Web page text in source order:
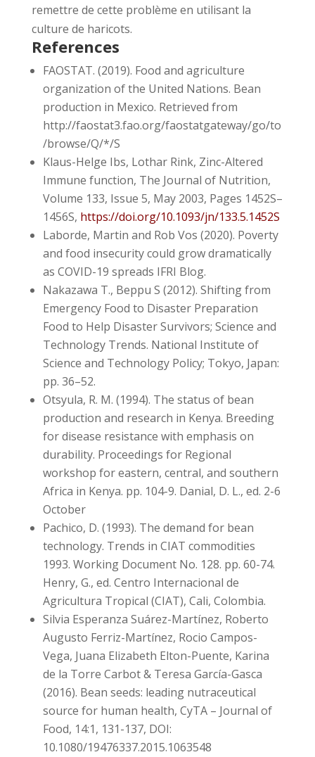
remettre de cette problème en utilisant la
culture de haricots.
References
FAOSTAT. (2019). Food and agriculture
organization of the United Nations. Bean
production in Mexico. Retrieved from
http://faostat3.fao.org/faostatgateway/go/to
/browse/Q/*/S
Klaus-Helge Ibs, Lothar Rink, Zinc-Altered
Immune function, The Journal of Nutrition,
Volume 133, Issue 5, May 2003, Pages 1452S–
1456S, https://doi.org/10.1093/jn/133.5.1452S
Laborde, Martin and Rob Vos (2020). Poverty
and food insecurity could grow dramatically
as COVID-19 spreads IFRI Blog.
Nakazawa T., Beppu S (2012). Shifting from
Emergency Food to Disaster Preparation
Food to Help Disaster Survivors; Science and
Technology Trends. National Institute of
Science and Technology Policy; Tokyo, Japan:
pp. 36–52.
Otsyula, R. M. (1994). The status of bean
production and research in Kenya. Breeding
for disease resistance with emphasis on
durability. Proceedings for Regional
workshop for eastern, central, and southern
Africa in Kenya. pp. 104-9. Danial, D. L., ed. 2-6
October
Pachico, D. (1993). The demand for bean
technology. Trends in CIAT commodities
1993. Working Document No. 128. pp. 60-74.
Henry, G., ed. Centro Internacional de
Agricultura Tropical (CIAT), Cali, Colombia.
Silvia Esperanza Suárez-Martínez, Roberto
Augusto Ferriz-Martínez, Rocio Campos-
Vega, Juana Elizabeth Elton-Puente, Karina
de la Torre Carbot & Teresa García-Gasca
(2016). Bean seeds: leading nutraceutical
source for human health, CyTA – Journal of
Food, 14:1, 131-137, DOI:
10.1080/19476337.2015.1063548